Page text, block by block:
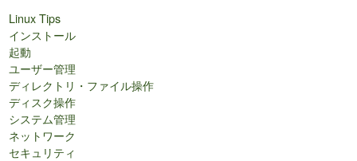
Linux Tips
インストール
起動
ユーザー管理
ディレクトリ・ファイル操作
ディスク操作
システム管理
ネットワーク
セキュリティ